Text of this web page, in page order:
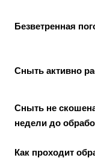
Безветренная
Сныть активно
Сныть не
недели до
Как проходит